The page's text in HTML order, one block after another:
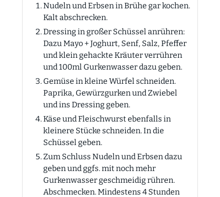
Nudeln und Erbsen in Brühe gar kochen.
Kalt abschrecken.
Dressing in großer Schüssel anrühren:
Dazu Mayo + Joghurt, Senf, Salz, Pfeffer
und klein gehackte Kräuter verrühren
und 100ml Gurkenwasser dazu geben.
Gemüse in kleine Würfel schneiden.
Paprika, Gewürzgurken und Zwiebel
und ins Dressing geben.
Käse und Fleischwurst ebenfalls in
kleinere Stücke schneiden. In die
Schüssel geben.
Zum Schluss Nudeln und Erbsen dazu
geben und ggfs. mit noch mehr
Gurkenwasser geschmeidig rühren.
Abschmecken. Mindestens 4 Stunden